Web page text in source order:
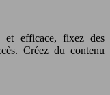
et efficace, fixez des
Créez du contenu